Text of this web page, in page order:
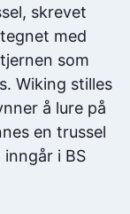
skrevet
med
som
Wiking stilles
å lure på
en trussel
i BS